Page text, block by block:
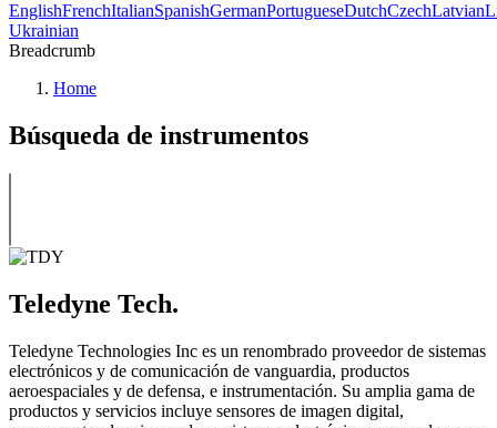
EnglishFrenchItalianSpanishGermanPortugueseDutchCzechLatvian
Ukrainian
Breadcrumb
Home
Búsqueda de instrumentos
Teledyne Tech.
Teledyne Technologies Inc es un renombrado proveedor de sistemas
electrónicos y de comunicación de vanguardia, productos
aeroespaciales y de defensa, e instrumentación. Su amplia gama de
productos y servicios incluye sensores de imagen digital,